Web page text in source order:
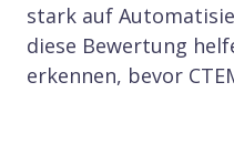
stark auf
diese Bewertung
erkennen, bevor